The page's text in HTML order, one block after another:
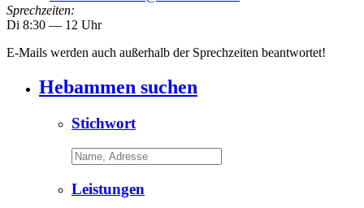
Sprechzeiten:
Di 8:30 ― 12 Uhr
E-Mails werden auch außerhalb der Sprechzeiten beantwortet!
Hebammen suchen
Stichwort
Leistungen